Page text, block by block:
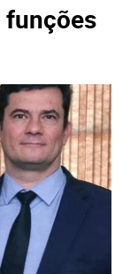
funções